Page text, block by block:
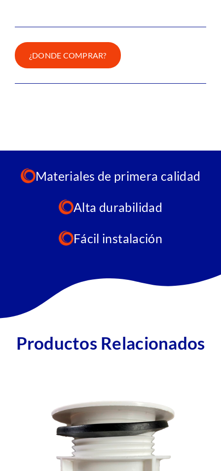
¿DONDE COMPRAR?
Materiales de primera calidad
Alta durabilidad
Fácil instalación
Productos Relacionados